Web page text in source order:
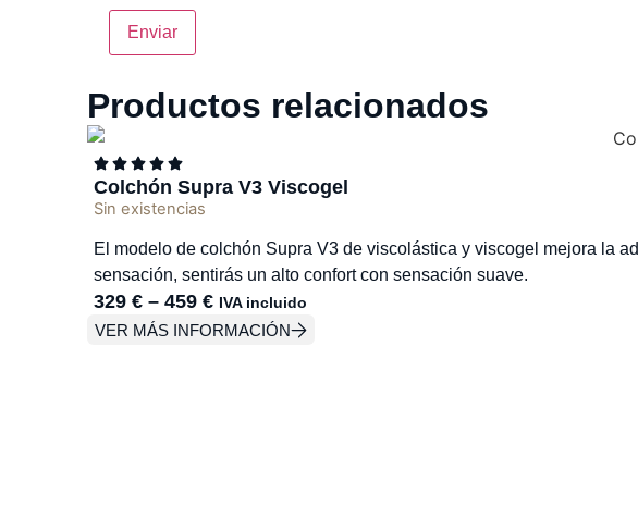
Productos relacionados
Colchón Supra V3 Viscogel
Sin existencias
El modelo de colchón Supra V3 de viscolástica y viscogel mejora la
sensación, sentirás un alto confort con sensación suave.
329 € – 459 € IVA incluido
VER MÁS INFORMACIÓN